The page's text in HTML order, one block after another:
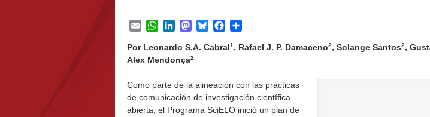
EmailWhatsApp
LinkedInMastodon
BlueskyFacebook
Por Leonardo S.A. Cabral1 , Rafael J. P. Damaceno2, Solange Santos2,
Alex Mendonça2
Como parte de la alineación con las prácticas
de comunicación de investigación científica
abierta, el Programa SciELO inició un plan de